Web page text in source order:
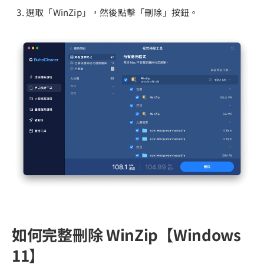
選取「WinZip」，然後點擊「刪除」按鈕。
如何完整刪除 WinZip【Windows
11】